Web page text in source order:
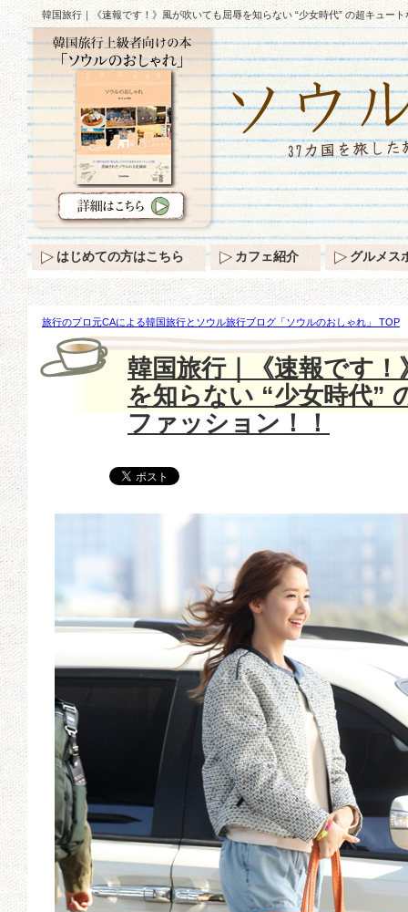
韓国旅行｜《速報です！》風が吹いても屈辱を知らない “少女時代” の超キュー
旅行のプロ元CAによる韓国旅行とソウル旅行ブログ「ソウルのおしゃれ」 TOP
いても屈辱を知らない “少女時代” の超キュートな空港ファッション！！
韓国旅行｜《速報です
を知らない “少女時代”
ファッション！！
はじめての方はこちら カフェ紹介 グルメス